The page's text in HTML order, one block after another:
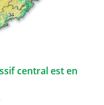
central est en